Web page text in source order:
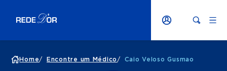
Home/ Encontre um Médico / Caio Veloso Gusmao